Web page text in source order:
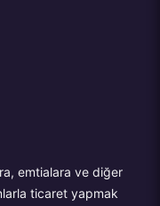
emtialara ve diğer
ticaret yapmak